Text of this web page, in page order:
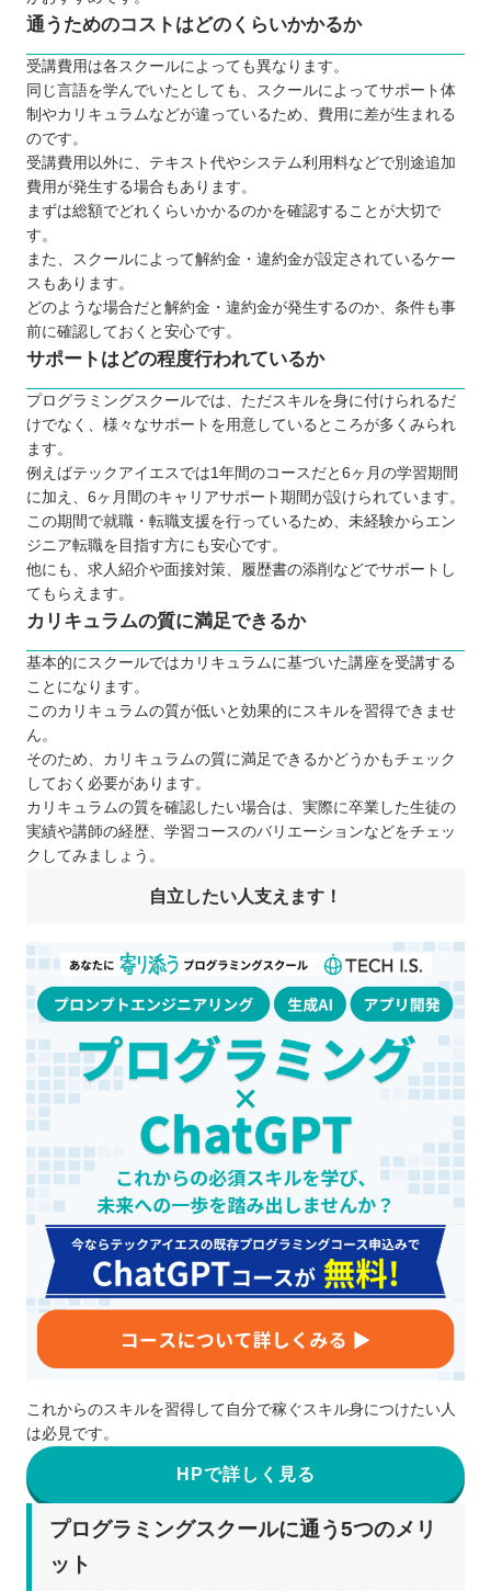
通うためのコストはどのくらいかかるか
受講費用は各スクールによっても異なります。
同じ言語を学んでいたとしても、スクールによってサポート体
制やカリキュラムなどが違っているため、費用に差が生まれる
のです。
受講費用以外に、テキスト代やシステム利用料などで別途追加
費用が発生する場合もあります。
まずは総額でどれくらいかかるのかを確認することが大切で
す。
また、スクールによって解約金・違約金が設定されているケー
スもあります。
どのような場合だと解約金・違約金が発生するのか、条件も事
前に確認しておくと安心です。
サポートはどの程度行われているか
プログラミングスクールでは、ただスキルを身に付けられるだ
けでなく、様々なサポートを用意しているところが多くみられ
ます。
例えばテックアイエスでは1年間のコースだと6ヶ月の学習期間
に加え、6ヶ月間のキャリアサポート期間が設けられています。
この期間で就職・転職支援を行っているため、未経験からエン
ジニア転職を目指す方にも安心です。
他にも、求人紹介や面接対策、履歴書の添削などでサポートし
てもらえます。
カリキュラムの質に満足できるか
基本的にスクールではカリキュラムに基づいた講座を受講する
ことになります。
このカリキュラムの質が低いと効果的にスキルを習得できませ
ん。
そのため、カリキュラムの質に満足できるかどうかもチェック
しておく必要があります。
カリキュラムの質を確認したい場合は、実際に卒業した生徒の
実績や講師の経歴、学習コースのバリエーションなどをチェッ
クしてみましょう。
自立したい人支えます！
これからのスキルを習得して自分で稼ぐスキル身につけたい人
は必見です。
HPで詳しく見る
プログラミングスクールに通う5つのメリ
ット